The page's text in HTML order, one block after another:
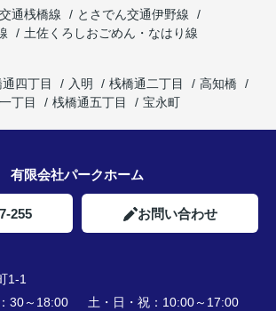
通桟橋線
とさでん交通伊野線
土佐くろしおごめん・なはり線
四丁目 入明 桟橋通二丁目
高知橋
丁目 桟橋通五丁目 宝永町
有限会社パークホーム
255 お問い合わせ
1-1
30～18:00 土・日・祝：10:00～17:00